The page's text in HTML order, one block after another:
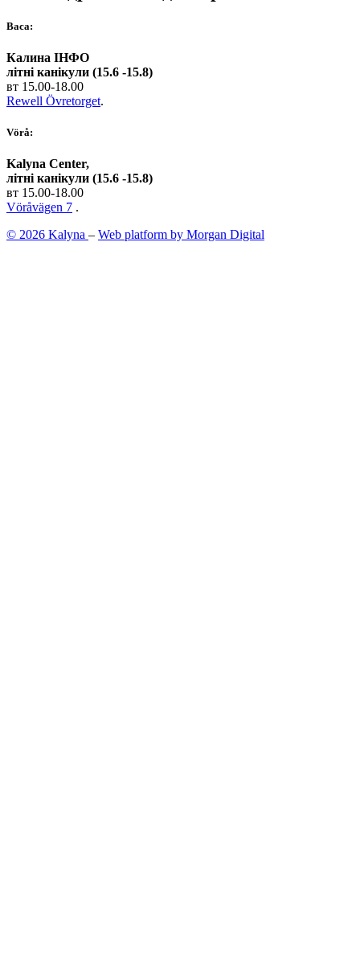
Васа:
Калина ІНФО
літні канікули (15.6 -15.8)
вт 15.00-18.00
Rewell Övretorget.
Vörå:
Kalyna Center,
літні канікули (15.6 -15.8)
вт 15.00-18.00
Vöråvägen 7 .
© 2026 Kalyna – Web platform by Morgan Digital